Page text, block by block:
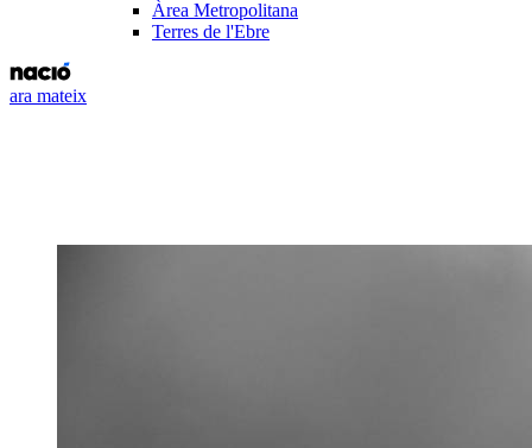
Àrea Metropolitana
Terres de l'Ebre
ara mateix